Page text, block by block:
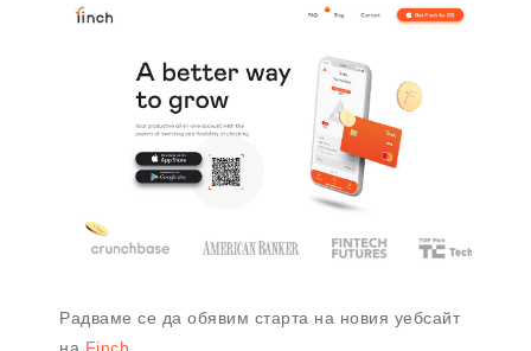
Радваме се да обявим старта на новия уебсайт